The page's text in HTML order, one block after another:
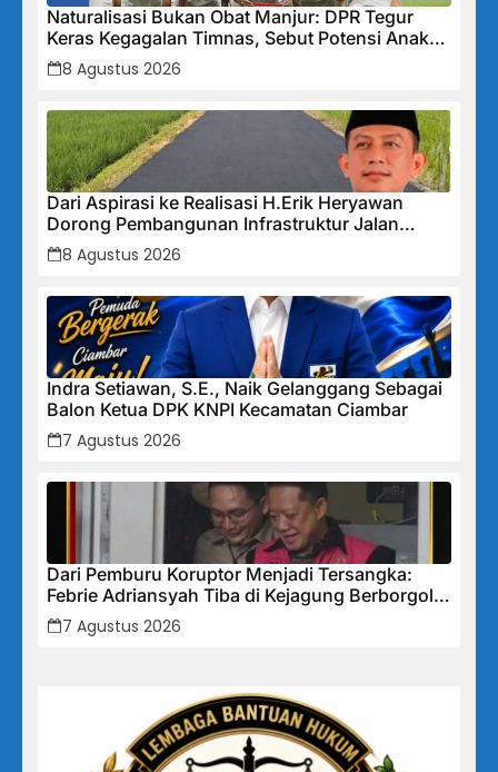
Naturalisasi Bukan Obat Manjur: DPR Tegur
Keras Kegagalan Timnas, Sebut Potensi Anak
Bangsa Terabaikan Demi “Jalan Pintas”
8 Agustus 2026
Dari Aspirasi ke Realisasi H.Erik Heryawan
Dorong Pembangunan Infrastruktur Jalan
Cikalong Bunder
8 Agustus 2026
Indra Setiawan, S.E., Naik Gelanggang Sebagai
Balon Ketua DPK KNPI Kecamatan Ciambar
7 Agustus 2026
Dari Pemburu Koruptor Menjadi Tersangka:
Febrie Adriansyah Tiba di Kejagung Berborgol,
Bawa Map Biru dan Senyum Penuh Teka-teki
7 Agustus 2026